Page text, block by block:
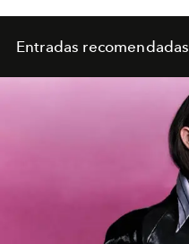
Entradas recomendadas